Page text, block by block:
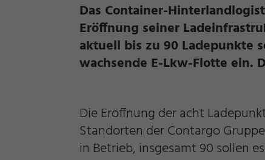
Das Container-
Eröffnung seiner
aktuell bis zu 90 Ladepunkte
wachsende E-Lkw-Flotte ein.
Die Eröffnung der acht
Standorten der Contargo
in Betrieb, insgesamt 90 sollen
Notwendig